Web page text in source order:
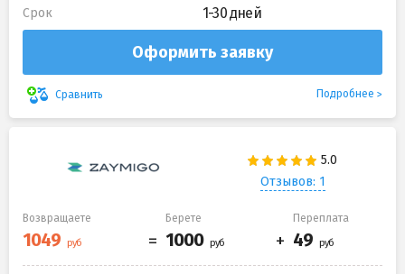
Срок 1-30 дней
Оформить заявку
Сравнить Подробнее
Отзывов: 1
Возвращаете Берете Переплата